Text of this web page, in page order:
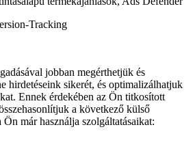
Tracking
jobban megérthetjük és
hirdetéseink sikerét, és optimalizálhatjuk
Ennek érdekében az Ön titkosított
a következő külső
már használja szolgáltatásaikat: